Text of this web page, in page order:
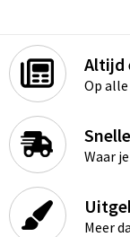
Altijd
Op
Waar
Meer